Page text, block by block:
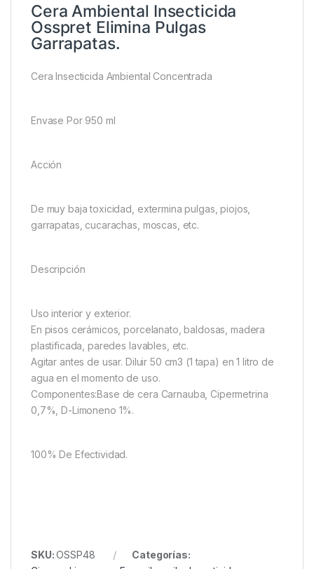
Cera Ambiental Insecticida
Osspret Elimina Pulgas
Garrapatas.
Cera Insecticida Ambiental Concentrada
Envase Por 950 ml
Acción
De muy baja toxicidad, extermina pulgas, piojos,
garrapatas, cucarachas, moscas, etc.
Descripción
Uso interior y exterior.
En pisos cerámicos, porcelanato, baldosas, madera
plastificada, paredes lavables, etc.
Agitar antes de usar. Diluir 50 cm3 (1 tapa) en 1 litro de
agua en el momento de uso.
Componentes:Base de cera Carnauba, Cipermetrina
0,7%, D-Limoneno 1%.
100% De Efectividad.
SKU:OSSP48
Categorías: